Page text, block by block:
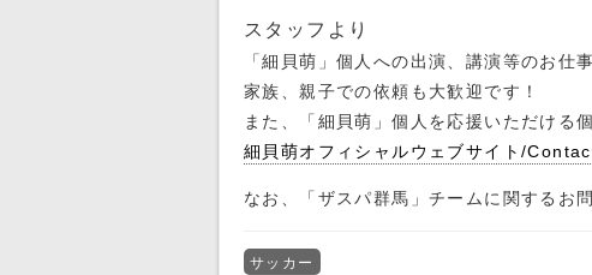
スタッフより
「細貝萌」個人への出演、講演等のお
家族、親子での依頼も大歓迎です！
また、「細貝萌」個人を応援いただける
細貝萌オフィシャルウェブサイト/
なお、「ザスパ群馬」チームに関するお
サッカー